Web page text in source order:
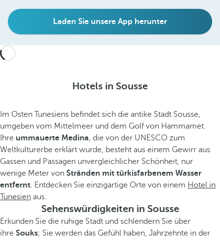
Laden Sie unsere App herunter
Hotels in Sousse
Im Osten Tunesiens befindet sich die antike Stadt Sousse,
umgeben vom Mittelmeer und dem Golf von Hammamet.
Ihre ummauerte Medina, die von der UNESCO zum
Weltkulturerbe erklärt wurde, besteht aus einem Gewirr aus
Gassen und Passagen unvergleichlicher Schönheit, nur
wenige Meter von Stränden mit türkisfarbenem Wasser
entfernt. Entdecken Sie einzigartige Orte von einem Hotel in
Tunesien aus.
Sehenswürdigkeiten in Sousse
Erkunden Sie die ruhige Stadt und schlendern Sie über
ihre Souks; Sie werden das Gefühl haben, Jahrzehnte in der